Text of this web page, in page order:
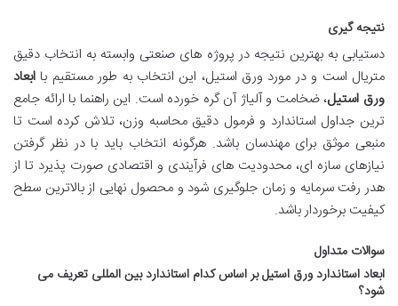
نتیجه گیری
دستیابی به بهترین نتیجه در پروژه های صنعتی وابسته به انتخاب دقیق
متریال است و در مورد ورق استیل، این انتخاب به طور مستقیم با ابعاد
ورق استیل، ضخامت و آلیاژ آن گره خورده است. این راهنما با ارائه جامع
ترین جداول استاندارد و فرمول دقیق محاسبه وزن، تلاش کرده است تا
منبعی موثق برای مهندسان باشد. هرگونه انتخاب باید با در نظر گرفتن
نیازهای سازه ای، محدودیت های فرآیندی و اقتصادی صورت پذیرد تا از
هدر رفت سرمایه و زمان جلوگیری شود و محصول نهایی از بالاترین سطح
کیفیت برخوردار باشد.
سوالات متداول
ابعاد استاندارد ورق استیل بر اساس کدام استاندارد بین المللی تعریف می
شود؟